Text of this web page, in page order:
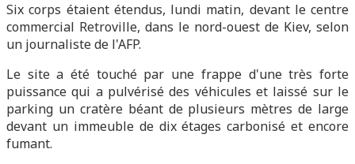
Six corps étaient étendus, lundi matin, devant le centre
commercial Retroville, dans le nord-ouest de Kiev, selon
un journaliste de l'AFP.
Le site a été touché par une frappe d'une très forte
puissance qui a pulvérisé des véhicules et laissé sur le
parking un cratère béant de plusieurs mètres de large
devant un immeuble de dix étages carbonisé et encore
fumant.